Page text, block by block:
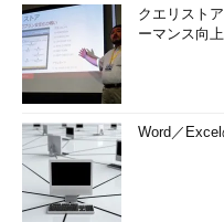
クエリスト
ーマンス向
Word／